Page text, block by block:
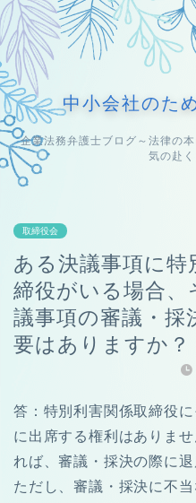
中小会社のた
企業法務弁護士ブログ～法律の
気の赴く
取締役会
ある決議事項に特
締役がいる場合
議事項の審議・採
要はありますか？
答：特別利害関係取締役
に出席する権利はありま
れば、審議・採決の際に
ただし、審議・採決に不